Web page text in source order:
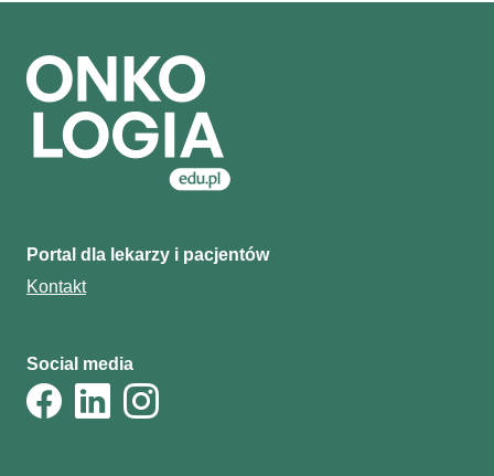
Portal dla lekarzy i pacjentów
Kontakt
Social media